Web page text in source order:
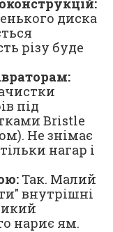
диска
різу буде
під
Bristle
Не знімає
нагар і
Так. Малий
внутрішні
нариє ям.